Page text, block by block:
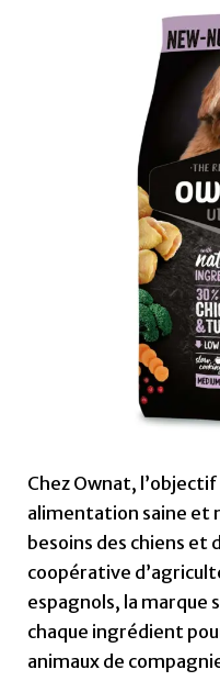
Chez Ownat,
alimentation saine et
besoins des chiens et
coopérative
espagnols, la marque
chaque ingrédient
animaux de